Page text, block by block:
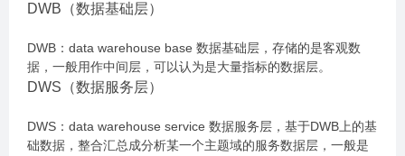
DWB（数据基础层）
DWB：data warehouse base 数据基础层，存储的是客观数
据，一般用作中间层，可以认为是大量指标的数据层。
DWS（数据服务层）
DWS：data warehouse service 数据服务层，基于DWB上的基
础数据，整合汇总成分析某一个主题域的服务数据层，一般是